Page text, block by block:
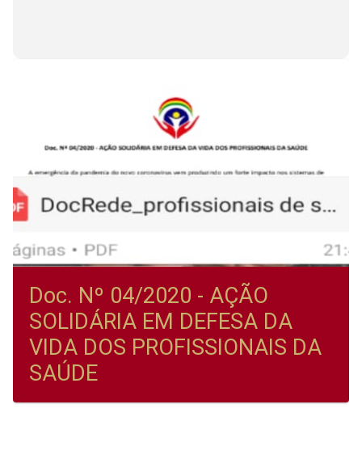
Doc. Nº 04/2020 - AÇÃO
SOLIDÁRIA EM DEFESA DA
VIDA DOS PROFISSIONAIS DA
SAÚDE